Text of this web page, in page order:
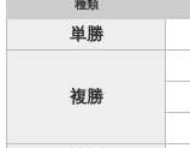
種類
単勝
複勝